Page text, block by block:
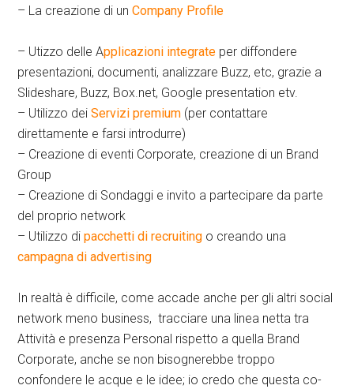
– La creazione di unCompany Profile
– Utizzo delle Applicazioni integrate per diffondere
presentazioni, documenti, analizzare Buzz, etc, grazie a
Slideshare, Buzz, Box.net, Google presentation etv.
– Utilizzo deiServizi premium (per contattare
direttamente e farsi introdurre)
– Creazione di eventi Corporate, creazione di un Brand
Group
– Creazione di Sondaggi e invito a partecipare da parte
del proprio network
– Utilizzo di pacchetti di recruiting o creando una
campagna di advertising
In realtà è difficile, come accade anche per gli altri social
network meno business, tracciare una linea netta tra
Attività e presenza Personal rispetto a quella Brand
Corporate, anche se non bisognerebbe troppo
confondere le acque e le idee; io credo che questa co-